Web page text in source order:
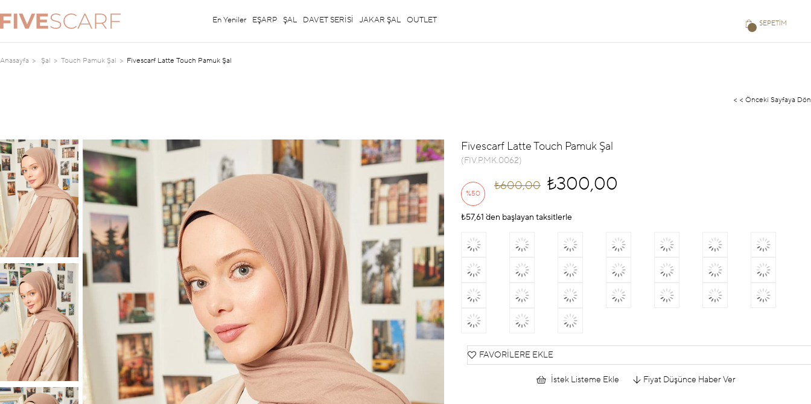
SEPETIM
En Yeniler EŞARP ŞAL DAVET SERİSİ JAKAR ŞAL OUTLET
Anasayfa Şal Touch Pamuk Şal Fivescarf Latte Touch Pamuk Şal
< < Önceki Sayfaya Dön
Fivescarf Latte Touch Pamuk Şal
(FIV.PMK.0062)
%50
İndirim
₺600,00 ₺300,00
₺57,61 `den başlayan taksitlerle
FAVORILERE EKLE
İstek Listeme Ekle Fiyat Düşünce Haber Ver